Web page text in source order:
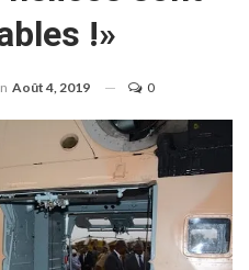
!»
Août 4, 2019 0